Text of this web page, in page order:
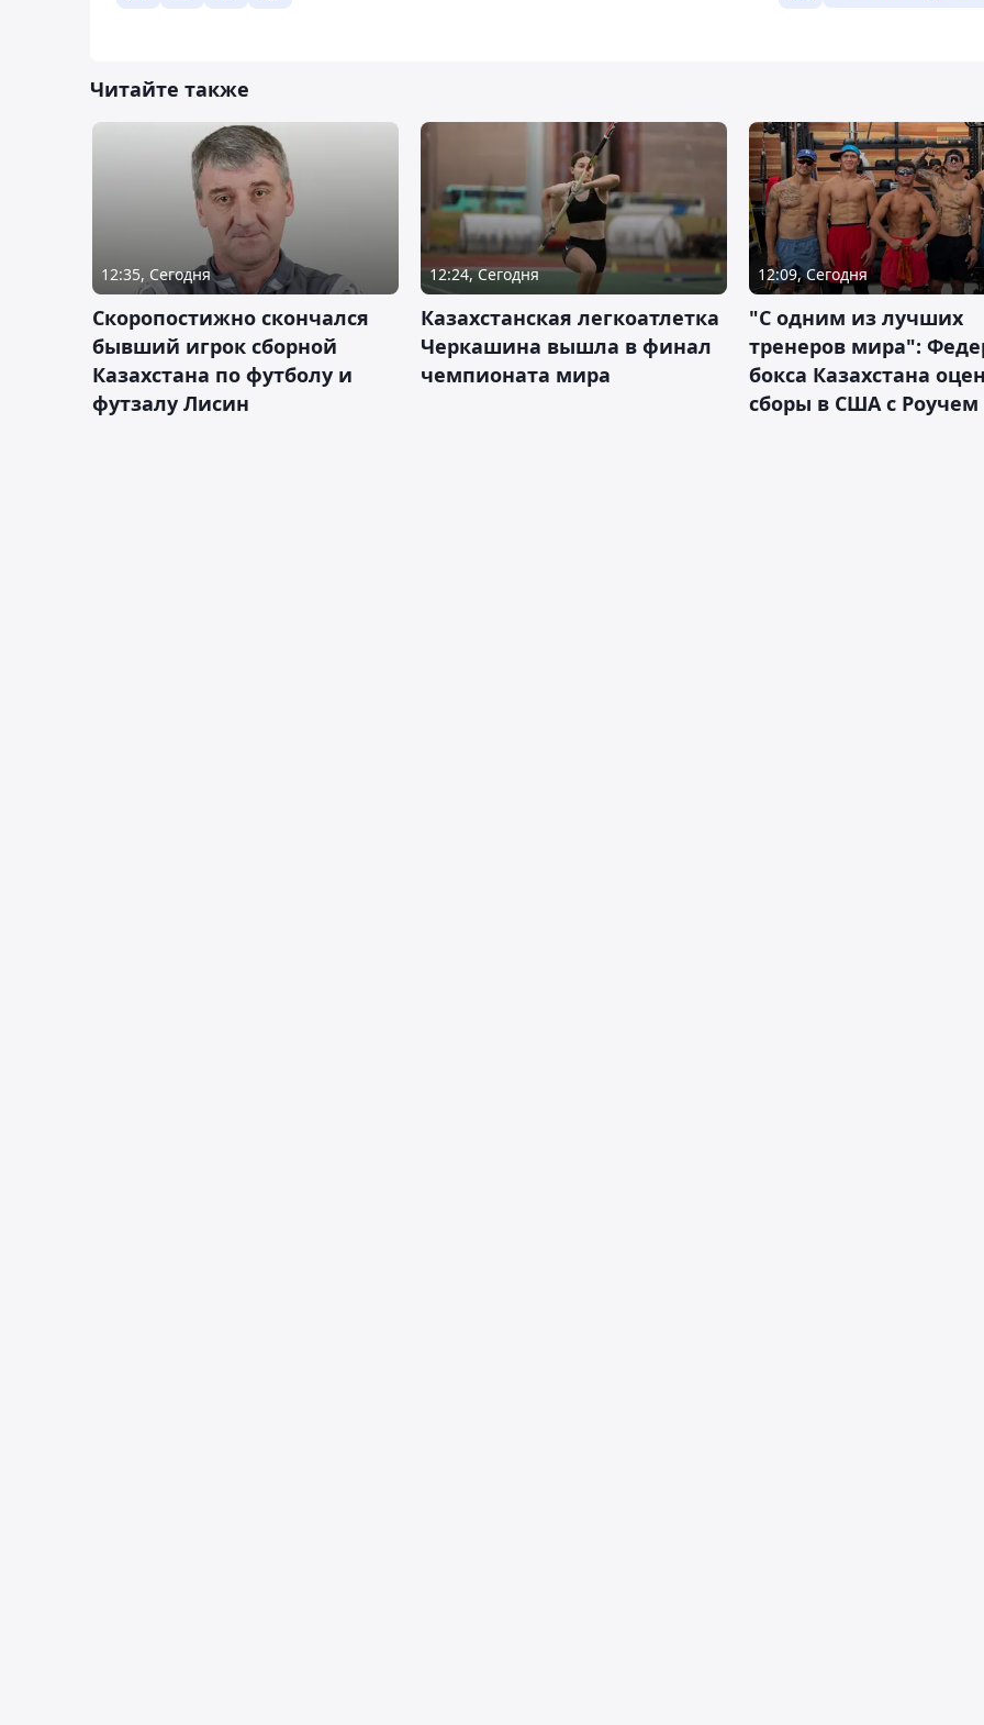
Читайте также
12:35, Сегодня
Скоропостижно скончался
бывший игрок сборной
Казахстана по футболу и
футзалу Лисин
12:24, Сегодня
Казахстанская легкоатлетка
Черкашина вышла в финал
чемпионата мира
12:09, Сегодня
"С одним из лучших
тренеров мира":
бокса Казахстана
сборы в США с Роучем